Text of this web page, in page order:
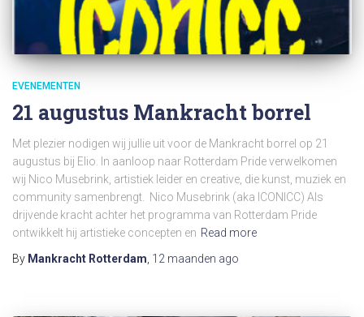
EVENEMENTEN
21 augustus Mankracht borrel
Met plezier nodigen wij jullie uit voor de Mankracht borrel op 21
augustus bij Elio. In aanloop naar Rotterdam Pride verwelkomen
wij Nico Musebrink, artistiek leider en creative, die kunst, muziek en
community samenbrengt. Nico Musebrink (aka ICONICC) Als
drijvende kracht achter het programma van Rotterdam Pride
ontwikkelt hij artistieke concepten en Read more
By Mankracht Rotterdam, 12 maanden ago